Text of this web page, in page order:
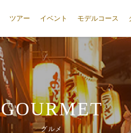
ツアー イベント モデルコース
GOURMET
グルメ